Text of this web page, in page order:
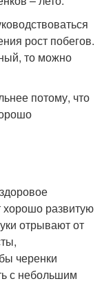
рост побегов.
то можно
потому, что
хорошо развитую
отрывают от
черенки
с небольшим